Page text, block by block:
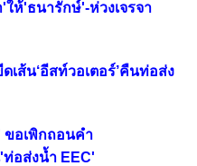
ห้'ธนารักษ์'-ห่วงเจรจา
เส้น‘อีสท์วอเตอร์’คืนท่อส่ง
ขอเพิกถอนคำ
อส่งน้ำ EEC'